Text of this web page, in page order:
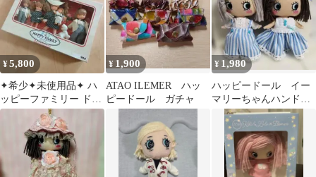
¥5,800
✦希少✦未使用品✦ ハ
ッピーファミリー ドー
ルセット 昭和レト
ロ 旧タカラ
¥ 1,900
ATAO ILEMER ハッ
ピードール ガチャ
¥ 1,980
ハッピードール イー
マリーちゃんハンドメ
イド ストライプワン
ピース ワイドパンツ